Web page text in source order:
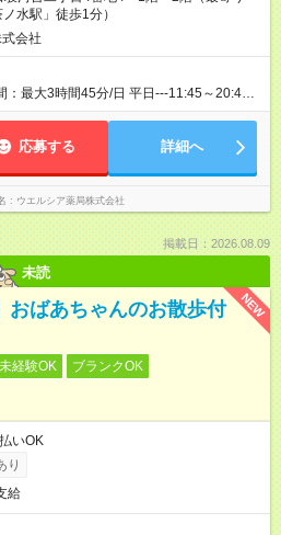
水駅」徒歩1分）
会社
：最大3時間45分/日 平日---11:45～20:45
14:00 ☆1日3.75時間の勤務 ☆週3日の勤務
応募する 詳細へ
ウエルシア薬局株式会社
掲載日：2026.08.09
未読
NEW
おばあちゃんのお散歩付
経験OK
ブランクOK
いOK
り
給